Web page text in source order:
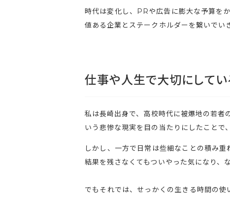
時代は変化し、PRや広告に膨大な予算を
値ある企業とステークホルダーを繋いでい
仕事や人生で大切にしてい
私は長崎出身で、高校時代に被爆地の若
いう悲惨な現実を目の当たりにしたことで
しかし、一方で日常は些細なことの積み
結果を残さなくてもついやった気になり、
でもそれでは、せっかくの生きる時間の